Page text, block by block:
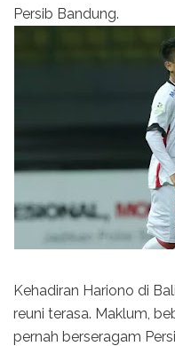
Persib Bandung.
Kehadiran Hariono di
reuni terasa. Maklum,
pernah berseragam